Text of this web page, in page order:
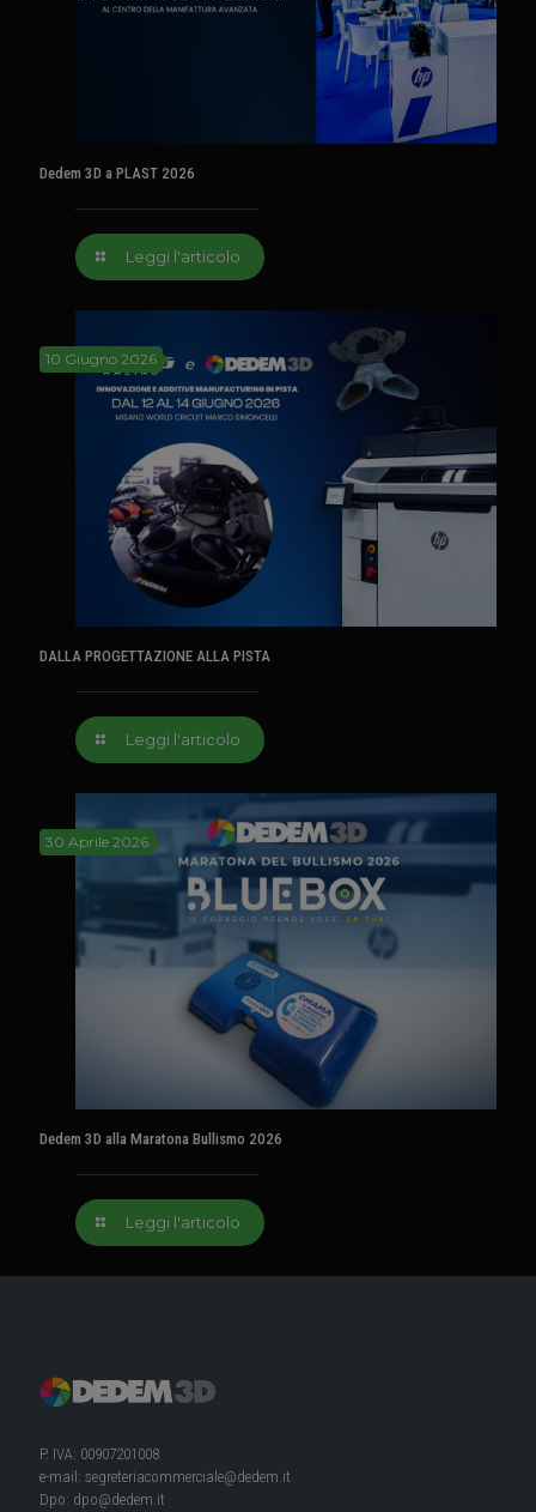
Dedem 3D a PLAST 2026
Leggi l'articolo
10 Giugno 2026
DALLA PROGETTAZIONE ALLA PISTA
Leggi l'articolo
30 Aprile 2026
Dedem 3D alla Maratona Bullismo 2026
Leggi l'articolo
P. IVA: 00907201008
e-mail: segreteriacommerciale@dedem.it
Dpo: dpo@dedem.it